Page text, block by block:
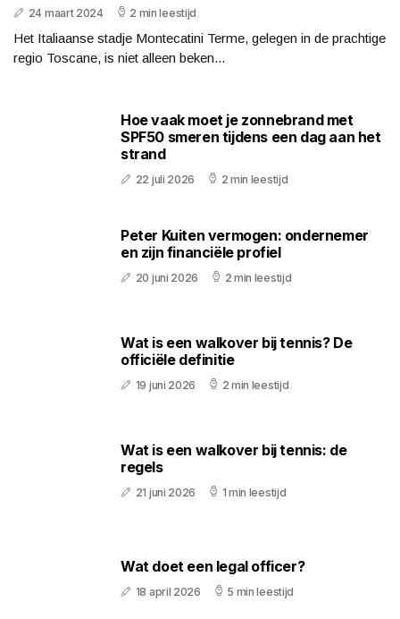
24 maart 2024 2 min leestijd
Het Italiaanse stadje Montecatini Terme, gelegen in de prachtige
regio Toscane, is niet alleen beken...
Hoe vaak moet je zonnebrand met
SPF50 smeren tijdens een dag aan het
strand
22 juli 2026 2 min leestijd
Peter Kuiten vermogen: ondernemer
en zijn financiële profiel
20 juni 2026 2 min leestijd
Wat is een walkover bij tennis? De
officiële definitie
19 juni 2026 2 min leestijd
Wat is een walkover bij tennis: de
regels
21 juni 2026 1 min leestijd
Wat doet een legal officer?
18 april 2026 5 min leestijd